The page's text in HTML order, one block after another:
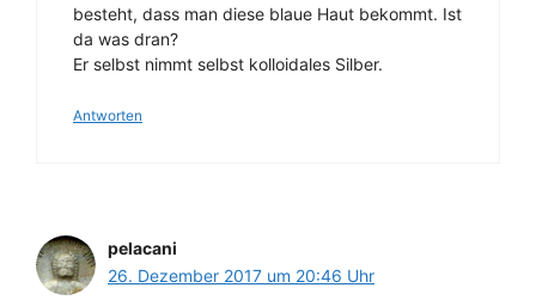
besteht, dass man diese blaue Haut bekommt. Ist
da was dran?
Er selbst nimmt selbst kolloidales Silber.
Antworten
pelacani
26. Dezember 2017 um 20:46 Uhr